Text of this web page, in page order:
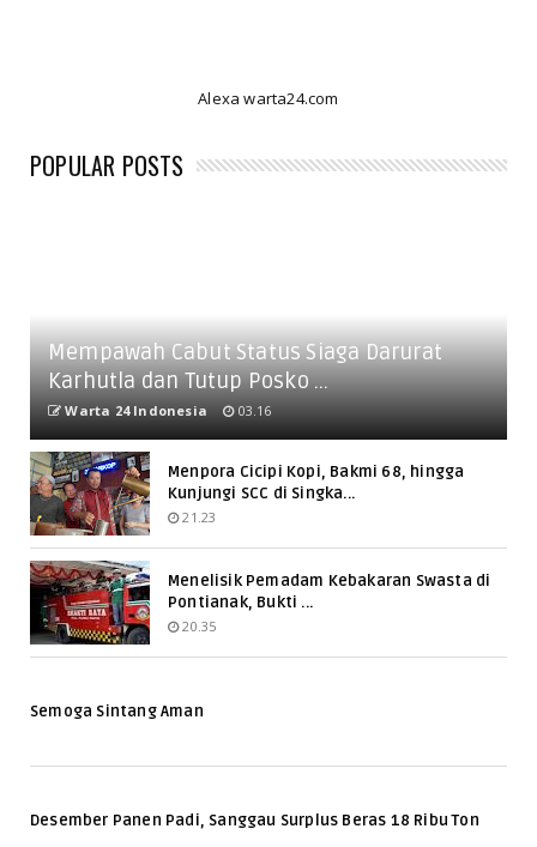
Alexa warta24.com
POPULAR POSTS
Mempawah Cabut Status Siaga Darurat
Karhutla dan Tutup Posko ...
Warta 24 Indonesia 03.16
Menpora Cicipi Kopi, Bakmi 68, hingga
Kunjungi SCC di Singka...
21.23
Menelisik Pemadam Kebakaran Swasta di
Pontianak, Bukti ...
20.35
Semoga Sintang Aman
Desember Panen Padi, Sanggau Surplus Beras 18 Ribu Ton